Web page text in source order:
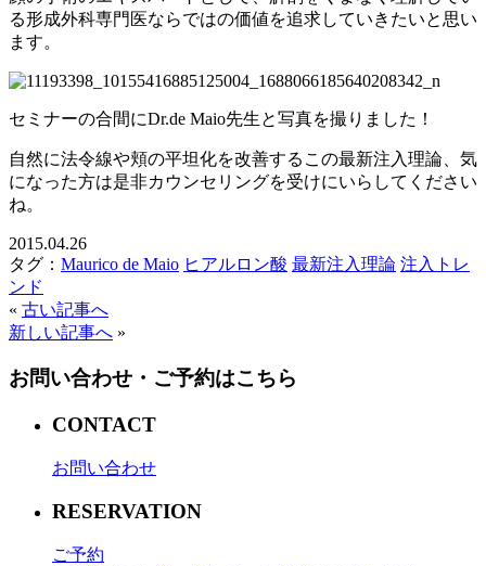
る形成外科専門医ならではの価値を追求していきたいと思い
ます。
セミナーの合間にDr.de Maio先生と写真を撮りました！
自然に法令線や頬の平坦化を改善するこの最新注入理論、気
になった方は是非カウンセリングを受けにいらしてください
ね。
2015.04.26
タグ： Maurico de Maio ヒアルロン酸 最新注入理論 注入トレ
ンド
« 古い記事へ
新しい記事へ »
お問い合わせ・ご予約はこちら
CONTACT
お問い合わせ
RESERVATION
ご予約